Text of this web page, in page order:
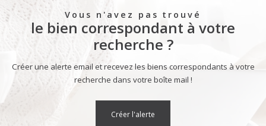
Vous n'avez pas trouvé
le bien correspondant à votre
recherche ?
Créer une alerte email et recevez les biens correspondants à votre
recherche dans votre boîte mail !
créer l'alerte